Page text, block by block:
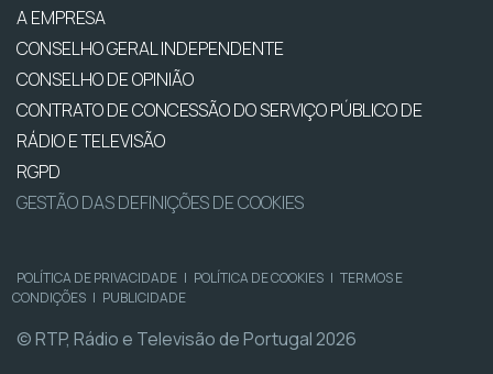
A EMPRESA
CONSELHO GERAL INDEPENDENTE
CONSELHO DE OPINIÃO
CONTRATO DE CONCESSÃO DO SERVIÇO PÚBLICO DE
RÁDIO E TELEVISÃO
RGPD
GESTÃO DAS DEFINIÇÕES DE COOKIES
POLÍTICA DE PRIVACIDADE | POLÍTICA DE COOKIES | TERMOS E
CONDIÇÕES | PUBLICIDADE
© RTP, Rádio e Televisão de Portugal 2026